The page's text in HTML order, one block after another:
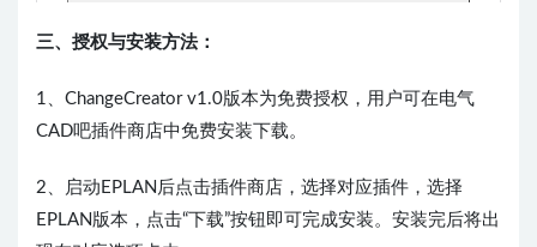
三、授权与安装方法：
1、ChangeCreator v1.0版本为免费授权，用户可在电气
CAD吧插件商店中免费安装下载。
2、启动EPLAN后点击插件商店，选择对应插件，选择
EPLAN版本，点击“下载”按钮即可完成安装。安装完后将出